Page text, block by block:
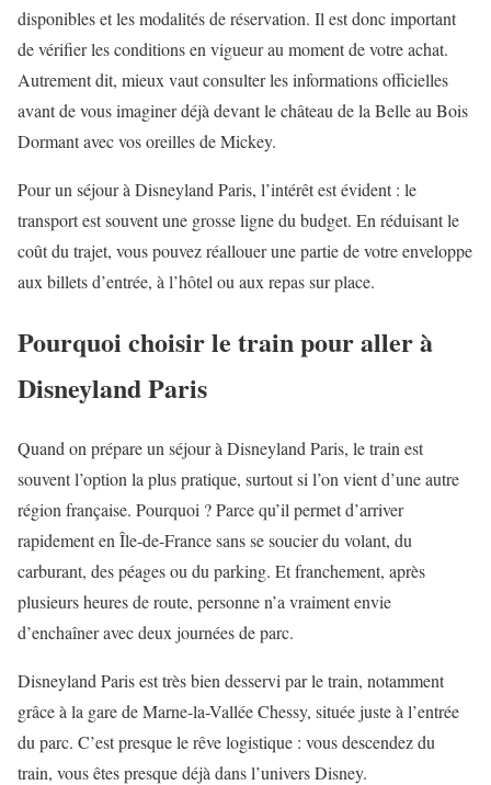
disponibles et les modalités de réservation. Il est donc important
de vérifier les conditions en vigueur au moment de votre achat.
Autrement dit, mieux vaut consulter les informations officielles
avant de vous imaginer déjà devant le château de la Belle au Bois
Dormant avec vos oreilles de Mickey.
Pour un séjour à Disneyland Paris, l’intérêt est évident : le
transport est souvent une grosse ligne du budget. En réduisant le
coût du trajet, vous pouvez réallouer une partie de votre enveloppe
aux billets d’entrée, à l’hôtel ou aux repas sur place.
Pourquoi choisir le train pour aller à
Disneyland Paris
Quand on prépare un séjour à Disneyland Paris, le train est
souvent l’option la plus pratique, surtout si l’on vient d’une autre
région française. Pourquoi ? Parce qu’il permet d’arriver
rapidement en Île-de-France sans se soucier du volant, du
carburant, des péages ou du parking. Et franchement, après
plusieurs heures de route, personne n’a vraiment envie
d’enchaîner avec deux journées de parc.
Disneyland Paris est très bien desservi par le train, notamment
grâce à la gare de Marne-la-Vallée Chessy, située juste à l’entrée
du parc. C’est presque le rêve logistique : vous descendez du
train, vous êtes presque déjà dans l’univers Disney.